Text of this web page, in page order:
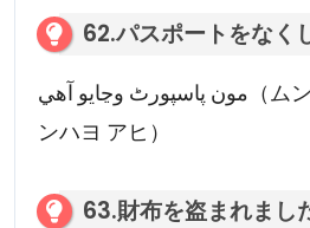
62.パスポートをなく
مون پاسپورٹ وڃايو آهي（ムン パスポート ヴァ
ンハヨ アヒ）
63.財布を盗まれまし